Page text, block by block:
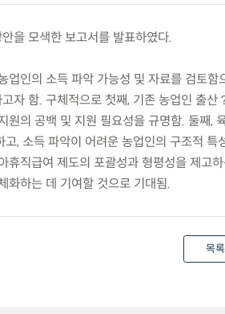
을 모색한 보고서를 발표하였다.
인의 소득 파악 가능성 및 자료를 검토함
자 함. 구체적으로 첫째, 기존 농업인 출산
원의 공백 및 지원 필요성을 규명함. 둘째,
, 소득 파악이 어려운 농업인의 구조적 특
직급여 제도의 포괄성과 형평성을 제고
화하는 데 기여할 것으로 기대됨.
목